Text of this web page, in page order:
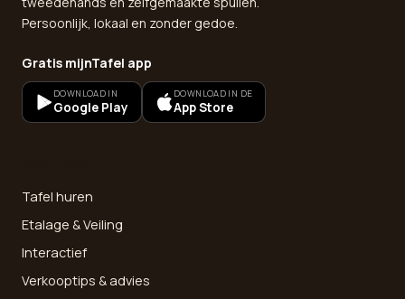
Persoonlijk, lokaal en zonder gedoe.
Gratis mijnTafel app
DOWNLOAD IN
Google Play
DOWNLOAD IN DE
App Store
Tafel huren
Etalage & Veiling
Interactief
Verkooptips & advies